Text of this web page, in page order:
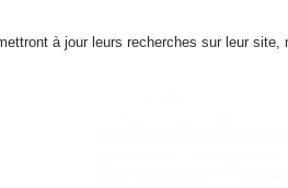
à jour leurs recherches sur leur